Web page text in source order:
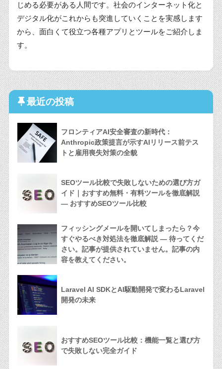
じめる必要がある人間です。社会のインターネット化と
デジタル化がこれからも突進していくことを実感します
から、面白くて役立つ各種アプリとツールをご紹介しま
す。
最近の投稿
フロンティアAI安全審査の新時代：
Anthropic政策提言が示すAIリリース前テス
トと雇用喪失対策の全貌
SEOツール比較で失敗しないための選び方ガ
イド｜おすすめ無料・有料ツールを徹底解説
— おすすめSEOツール比較
フィッシングメールを開いてしまったら？今
すぐやるべき対処法を徹底解説 — 待ってくだ
さい。記事が提供されていません。記事の内
容を教えてください。
Laravel AI SDKとAI駆動開発で変わるLaravel
開発の未来
おすすめSEOツール比較：機能一覧と選び方
で失敗しない完全ガイド